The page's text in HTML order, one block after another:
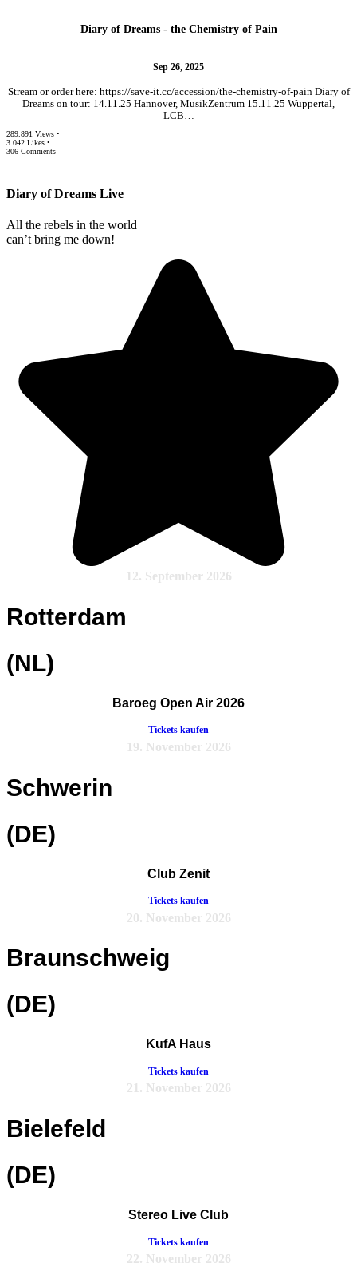
Diary of Dreams - the Chemistry of Pain
Sep 26, 2025
Stream or order here: https://save-it.cc/accession/the-chemistry-of-pain Diary of
Dreams on tour: 14.11.25 Hannover, MusikZentrum 15.11.25 Wuppertal,
LCB…
289.891 Views •
3.042 Likes •
306 Comments
Diary of Dreams Live
All the rebels in the world
can’t bring me down!
12. September 2026
Rotterdam
(NL)
Baroeg Open Air 2026
Tickets kaufen
19. November 2026
Schwerin
(DE)
Club Zenit
Tickets kaufen
20. November 2026
Braunschweig
(DE)
KufA Haus
Tickets kaufen
21. November 2026
Bielefeld
(DE)
Stereo Live Club
Tickets kaufen
22. November 2026